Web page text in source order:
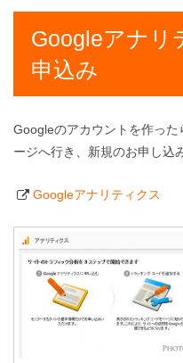
Googleアナリ
申込み
Googleのアカウントを作っ
ージへ行き、新規のお申し込
Googleアナリティクス